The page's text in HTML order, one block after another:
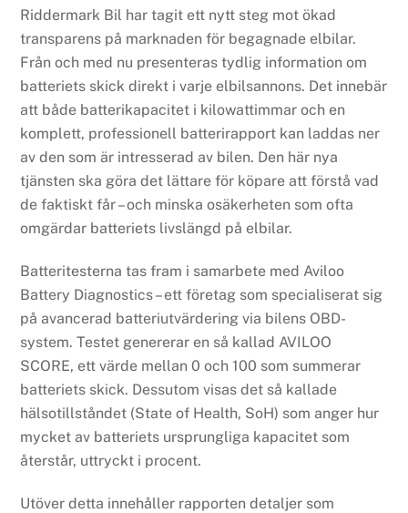
Riddermark Bil har tagit ett nytt steg mot ökad
transparens på marknaden för begagnade elbilar.
Från och med nu presenteras tydlig information om
batteriets skick direkt i varje elbilsannons. Det innebär
att både batterikapacitet i kilowattimmar och en
komplett, professionell batterirapport kan laddas ner
av den som är intresserad av bilen. Den här nya
tjänsten ska göra det lättare för köpare att förstå vad
de faktiskt får – och minska osäkerheten som ofta
omgärdar batteriets livslängd på elbilar.
Batteritesterna tas fram i samarbete med Aviloo
Battery Diagnostics – ett företag som specialiserat sig
på avancerad batteriutvärdering via bilens OBD-
system. Testet genererar en så kallad AVILOO
SCORE, ett värde mellan 0 och 100 som summerar
batteriets skick. Dessutom visas det så kallade
hälsotillståndet (State of Health, SoH) som anger hur
mycket av batteriets ursprungliga kapacitet som
återstår, uttryckt i procent.
Utöver detta innehåller rapporten detaljer som